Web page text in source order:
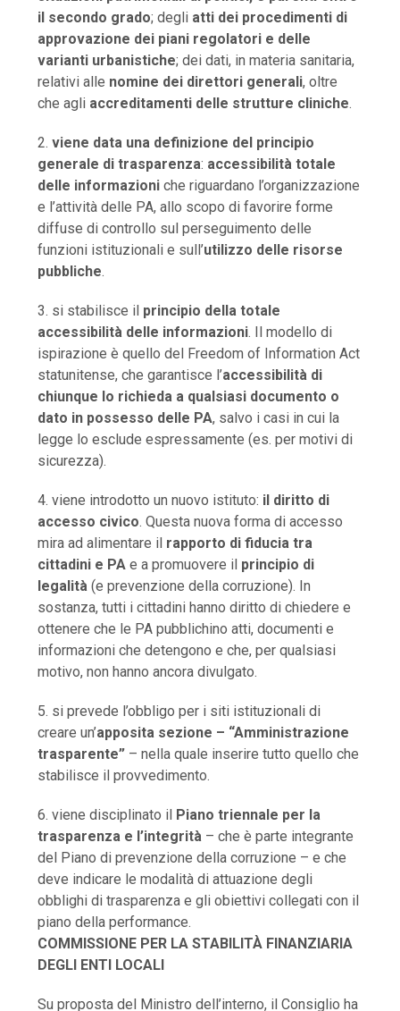
il secondo grado; degli atti dei procedimenti di
approvazione dei piani regolatori e delle
varianti urbanistiche; dei dati, in materia sanitaria,
relativi alle nomine dei direttori generali, oltre
che agli accreditamenti delle strutture cliniche.
2.viene data una definizione del principio
generale di trasparenza: accessibilità totale
delle informazioni che riguardano l’organizzazione
e l’attività delle PA, allo scopo di favorire forme
diffuse di controllo sul perseguimento delle
funzioni istituzionali e sull’utilizzo delle risorse
pubbliche.
3. si stabilisce il principio della totale
accessibilità delle informazioni. Il modello di
ispirazione è quello del Freedom of Information Act
statunitense, che garantisce l’accessibilità di
chiunque lo richieda a qualsiasi documento o
dato in possesso delle PA, salvo i casi in cui la
legge lo esclude espressamente (es. per motivi di
sicurezza).
4. viene introdotto un nuovo istituto: il diritto di
accesso civico. Questa nuova forma di accesso
mira ad alimentare il rapporto di fiducia tra
cittadini e PA e a promuovere il principio di
legalità (e prevenzione della corruzione). In
sostanza, tutti i cittadini hanno diritto di chiedere e
ottenere che le PA pubblichino atti, documenti e
informazioni che detengono e che, per qualsiasi
motivo, non hanno ancora divulgato.
5. si prevede l’obbligo per i siti istituzionali di
creare un’apposita sezione – “Amministrazione
trasparente” – nella quale inserire tutto quello che
stabilisce il provvedimento.
6. viene disciplinato il Piano triennale per la
trasparenza e l’integrità – che è parte integrante
del Piano di prevenzione della corruzione – e che
deve indicare le modalità di attuazione degli
obblighi di trasparenza e gli obiettivi collegati con il
piano della performance.
COMMISSIONE PER LA STABILITÀ FINANZIARIA
DEGLI ENTI LOCALI
Su proposta del Ministro dell’interno, il Consiglio ha